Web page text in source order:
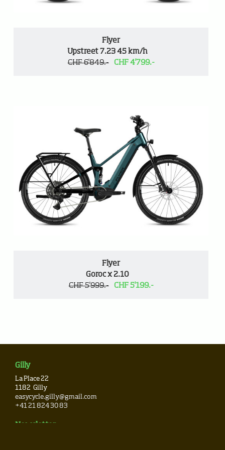
Flyer
Upstreet 7.23 45 km/h
CHF 6'849.-
CHF 4'799.-
Flyer
Goroc x 2.10
CHF 5'999.-
CHF 5'199.-
Gilly
La Place 22
1182 Gilly
easycycle.gilly@gmail.com
+41 21 824 30 83
Newsletter